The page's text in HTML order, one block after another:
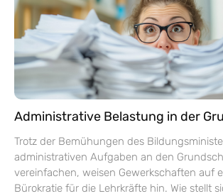
Administrative Belastung in der
Trotz der Bemühungen des
administrativen Aufgaben an den
vereinfachen, weisen Gewerkschaften auf
Bürokratie für die Lehrkräfte hin. Wie stellt